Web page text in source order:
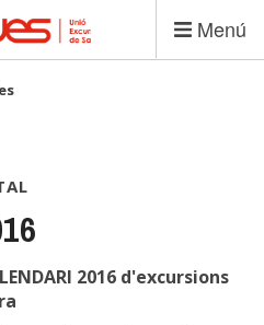
Menú
2016 d'excursions